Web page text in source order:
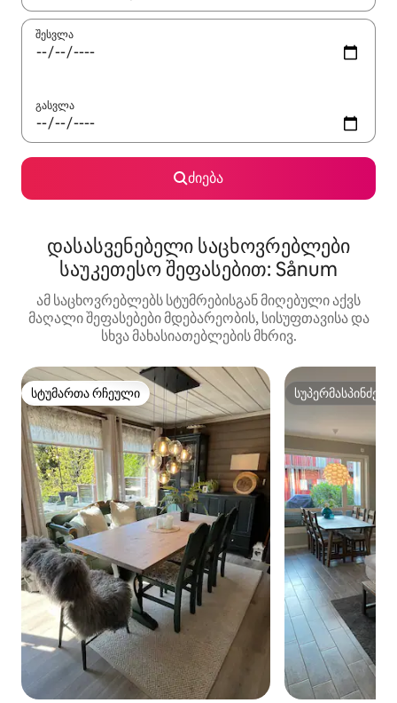
შესვლა
გასვლა
ძიება
დასასვენებელი საცხოვრებლები
საუკეთესო შეფასებით: Sånum
ამ საცხოვრებლებს სტუმრებისგან მიღებული აქვს
მაღალი შეფასებები მდებარეობის, სისუფთავისა და
სხვა მახასიათებლების მხრივ.
სტუმართა რჩეული
სტუმართა რჩეული